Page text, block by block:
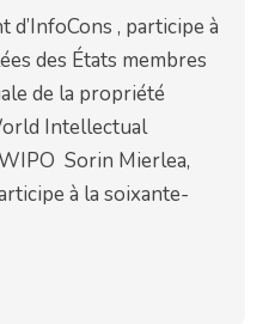
d’InfoCons , participe à
des États membres
de la propriété
Intellectual
Sorin Mierlea,
à la soixante-